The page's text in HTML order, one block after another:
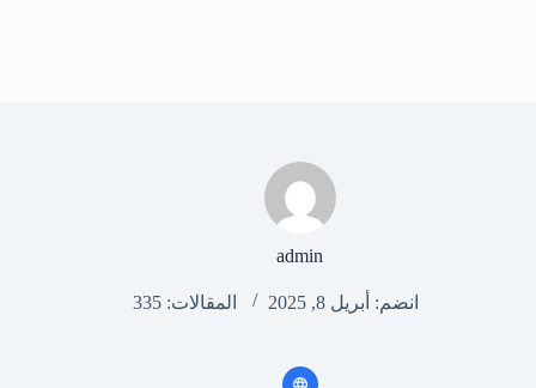
admin
انضم: أبريل 8, 2025 المقالات: 335